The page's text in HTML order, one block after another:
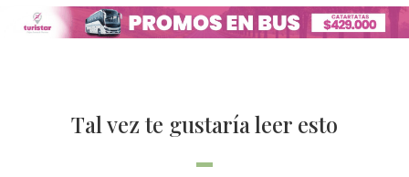
Tal vez te gustaría leer esto